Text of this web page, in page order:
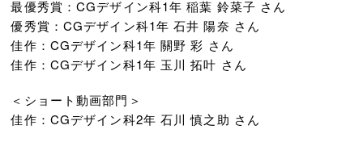
最優秀賞：CGデザイン科1年 稲葉 鈴菜子 さん
優秀賞：CGデザイン科1年 石井 陽奈 さん
佳作：CGデザイン科1年 關野 彩 さん
佳作：CGデザイン科1年 玉川 拓叶 さん
＜ショート動画部門＞
佳作：CGデザイン科2年 石川 慎之助 さん